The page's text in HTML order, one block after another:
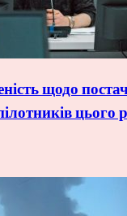
щодо
цього